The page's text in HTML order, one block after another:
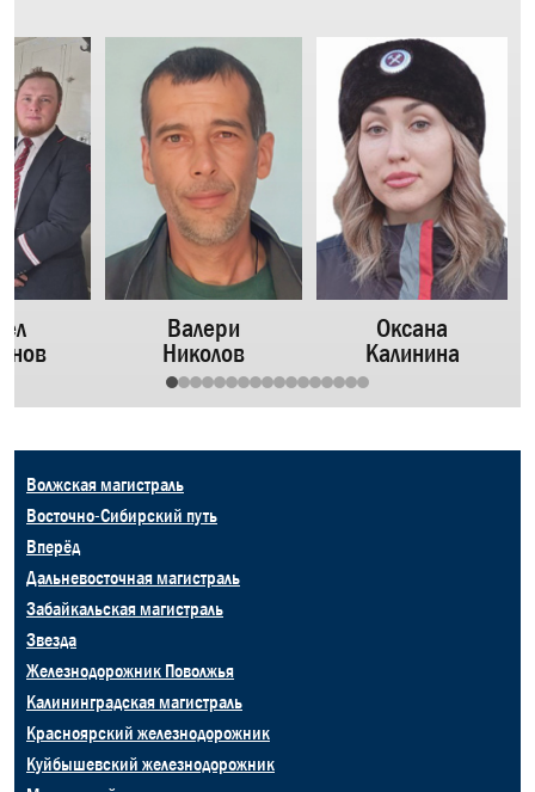
Валери
Николов
Оксана
Калинина
Волжская магистраль
Восточно-Сибирский путь
Вперёд
Дальневосточная магистраль
Забайкальская магистраль
Звезда
Железнодорожник Поволжья
Калининградская магистраль
Красноярский железнодорожник
Куйбышевский железнодорожник